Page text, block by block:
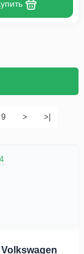
9 > >|